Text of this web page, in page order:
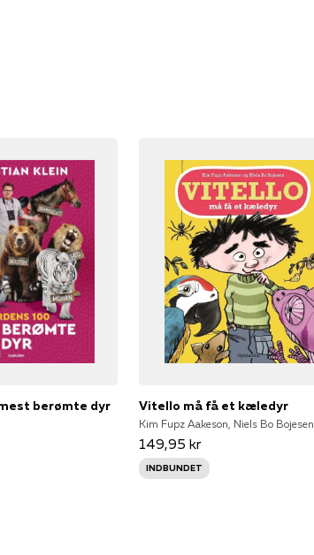
berømte dyr Vitello må få et kæledyr
Kim Fupz Aakeson, Niels Bo Bojesen
149,95 kr
INDBUNDET